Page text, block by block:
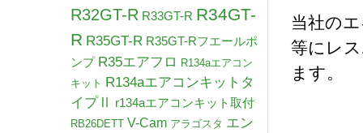
当社の
等にレ
ます。
R32GT-R R33GT-R R34GT-
R R35GT-R R35GT-Rフエールポ
ンプ R35エアフロ R134aエアコン
キット R134aエアコンキットタ
イプⅡ
r134aエアコンキット取付
RB26DETT V-Cam アラゴスタ エン